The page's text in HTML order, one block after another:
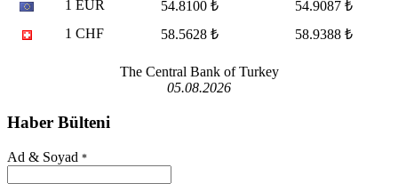
1 EUR
54.8100 ₺
54.9087 ₺
1 CHF
58.5628 ₺ 58.9388 ₺
The Central Bank of Turkey
05.08.2026
Haber Bülteni
Ad & Soyad *